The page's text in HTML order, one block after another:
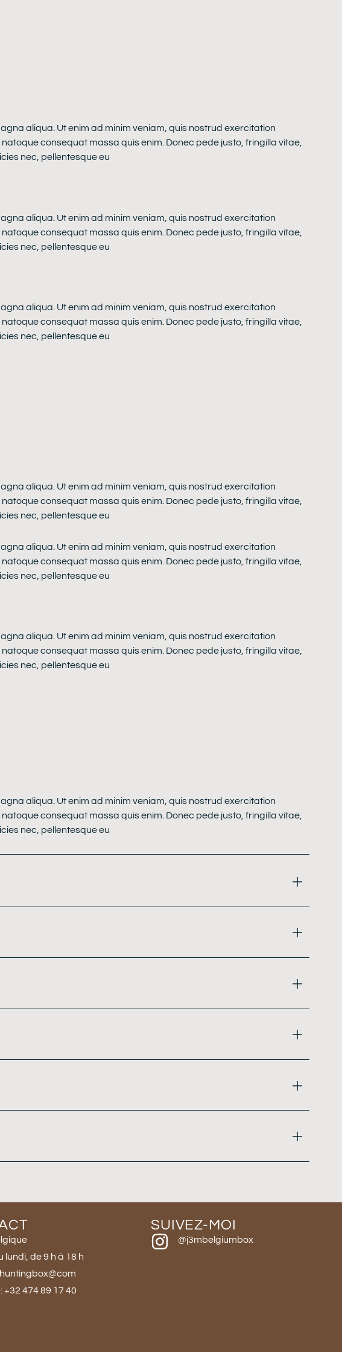
aliqua. Ut enim ad minim veniam, quis nostrud exercitation
consequat massa quis enim. Donec pede justo, fringilla vitae,
nec, pellentesque eu
aliqua. Ut enim ad minim veniam, quis nostrud exercitation
consequat massa quis enim. Donec pede justo, fringilla vitae,
nec, pellentesque eu
aliqua. Ut enim ad minim veniam, quis nostrud exercitation
consequat massa quis enim. Donec pede justo, fringilla vitae,
nec, pellentesque eu
aliqua. Ut enim ad minim veniam, quis nostrud exercitation
consequat massa quis enim. Donec pede justo, fringilla vitae,
nec, pellentesque eu
aliqua. Ut enim ad minim veniam, quis nostrud exercitation
consequat massa quis enim. Donec pede justo, fringilla vitae,
nec, pellentesque eu
aliqua. Ut enim ad minim veniam, quis nostrud exercitation
consequat massa quis enim. Donec pede justo, fringilla vitae,
nec, pellentesque eu
aliqua. Ut enim ad minim veniam, quis nostrud exercitation
consequat massa quis enim. Donec pede justo, fringilla vitae,
nec, pellentesque eu
lundi, de 9 h à 18 h
+32 474 89 17 40
SUIVEZ-MOI
@j3mbelgiumbox